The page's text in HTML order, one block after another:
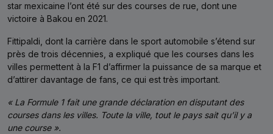
star mexicaine l’ont été sur des courses de rue, dont une
victoire à Bakou en 2021.
Fittipaldi, dont la carrière dans le sport automobile s’étend sur
près de trois décennies, a expliqué que les courses dans les
villes permettent à la F1 d’affirmer la puissance de sa marque et
d’attirer davantage de fans, ce qui est très important.
« La Formule 1 fait une grande déclaration en disputant des
courses dans les villes. Toute la ville, tout le pays sait qu’il y a
une course ».